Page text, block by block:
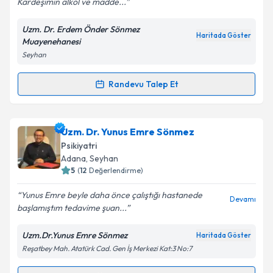
'ni okudum ve kişisel verilerimin belirtilen
kapsamda işlenmesini kabul ediyorum.
Takvim Talebini Gönder
Uzm. Dr. Erdem Önder Sönmez
Muayenehanesi
Haritada Göster
Seyhan
Randevu Talep Et
Randevu Takvimi Talebi
Uzm. Dr. Erdem Önder Sönmeziçin randevu
takvimi talebi oluşturun. Size bu uzmandan randevu
almanız için bir takvim hazırlandığında e-posta ile
bilgilendireceğiz.
E-posta Adresiniz
Kişisel verilerimin işlenmesine ilişkin
Metni'ni okudum ve kişisel verilerimin belirtilen
Uzm. Dr. Yunus Emre Sönmez
Psikiyatri
Adana, Seyhan
5 (12 Değerlendirme)
Yunus Emre beyle daha önce çalıştığı hastanede
başlamıştım tedavime şuan...
Devamı
Uzm.Dr.Yunus Emre Sönmez Haritada Göster
Reşatbey Mah. Atatürk Cad. Gen İş Merkezi Kat:3 No:7